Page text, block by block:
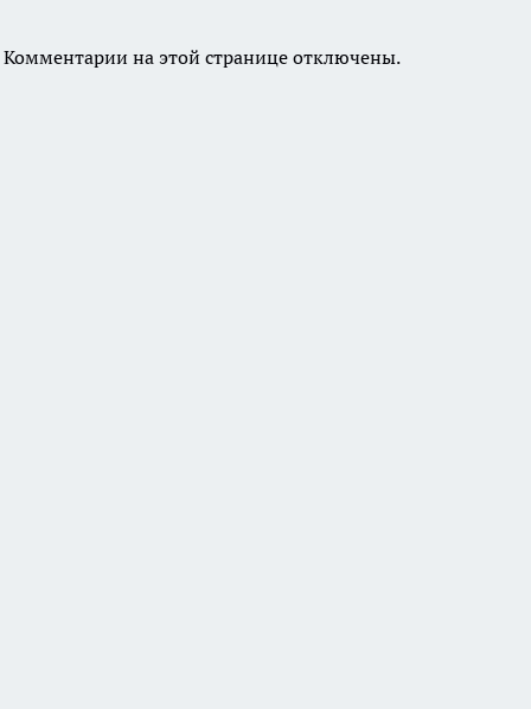
Комментарии на этой странице отключены.